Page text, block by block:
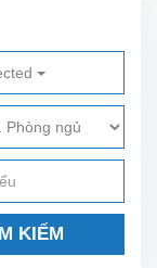
KIẾM